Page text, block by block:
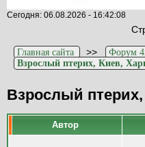
Сегодня: 06.08.2026 - 16:42:08
Главная сайта >> Форум
Взрослый птерих, Киев,
Взрослый
Автор